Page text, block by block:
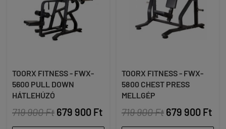
TOORX FITNESS - FWX-
5600 PULL DOWN
HÁTLEHÚZÓ
719 900 Ft 679 900 Ft
TOORX FITNESS - FWX-
5800 CHEST PRESS
MELLGÉP
719 900 Ft 679 900 Ft